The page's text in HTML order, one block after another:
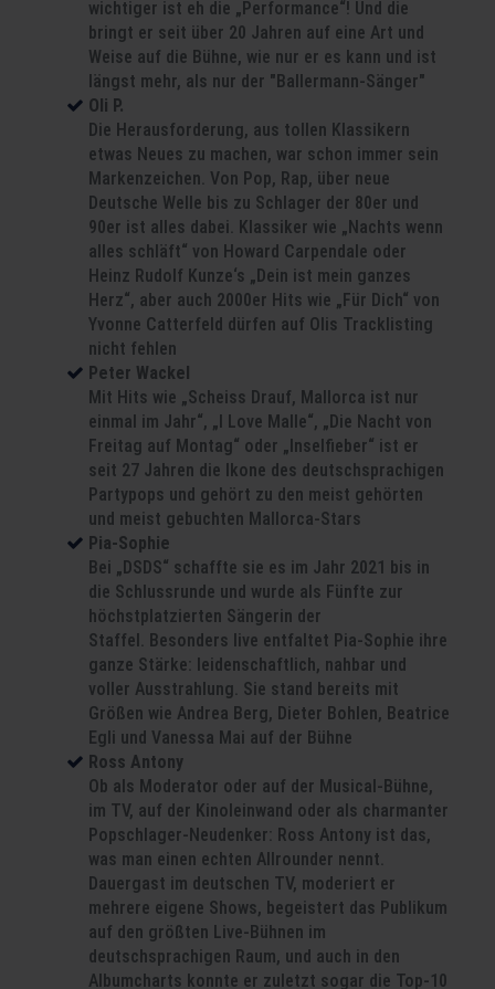
wichtiger ist eh die „Performance“! Und die
bringt er seit über 20 Jahren auf eine Art und
Weise auf die Bühne, wie nur er es kann und ist
längst mehr, als nur der "Ballermann-Sänger"
Oli P.
Die Herausforderung, aus tollen Klassikern
etwas Neues zu machen, war schon immer sein
Markenzeichen. Von Pop, Rap, über neue
Deutsche Welle bis zu Schlager der 80er und
90er ist alles dabei. Klassiker wie „Nachts wenn
alles schläft“ von Howard Carpendale oder
Heinz Rudolf Kunze‘s „Dein ist mein ganzes
Herz“, aber auch 2000er Hits wie „Für Dich“ von
Yvonne Catterfeld dürfen auf Olis Tracklisting
nicht fehlen
Peter Wackel
Mit Hits wie „Scheiss Drauf, Mallorca ist nur
einmal im Jahr“, „I Love Malle“, „Die Nacht von
Freitag auf Montag“ oder „Inselfieber“ ist er
seit 27 Jahren die Ikone des deutschsprachigen
Partypops und gehört zu den meist gehörten
und meist gebuchten Mallorca-Stars
Pia-Sophie
Bei „DSDS“ schaffte sie es im Jahr 2021 bis in
die Schlussrunde und wurde als Fünfte zur
höchstplatzierten Sängerin der
Staffel. Besonders live entfaltet Pia-Sophie ihre
ganze Stärke: leidenschaftlich, nahbar und
voller Ausstrahlung. Sie stand bereits mit
Größen wie Andrea Berg, Dieter Bohlen, Beatrice
Egli und Vanessa Mai auf der Bühne
Ross Antony
Ob als Moderator oder auf der Musical-Bühne,
im TV, auf der Kinoleinwand oder als charmanter
Popschlager-Neudenker: Ross Antony ist das,
was man einen echten Allrounder nennt.
Dauergast im deutschen TV, moderiert er
mehrere eigene Shows, begeistert das Publikum
auf den größten Live-Bühnen im
deutschsprachigen Raum, und auch in den
Albumcharts konnte er zuletzt sogar die Top-10